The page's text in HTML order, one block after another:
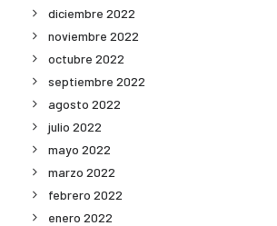
diciembre 2022
noviembre 2022
octubre 2022
septiembre 2022
agosto 2022
julio 2022
mayo 2022
marzo 2022
febrero 2022
enero 2022